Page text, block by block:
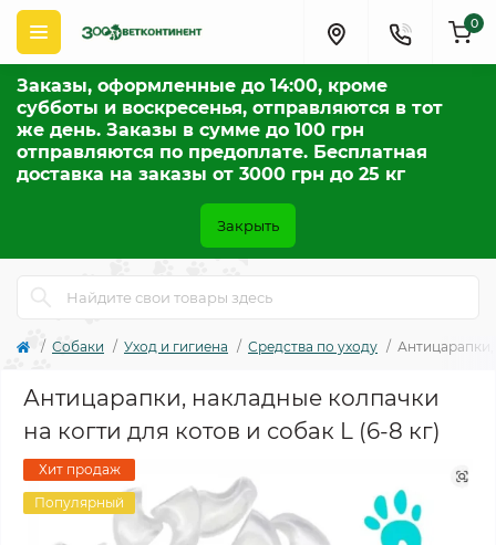
Заказы, оформленные до 14:00, кроме
субботы и воскресенья, отправляются в тот
же день. Заказы в сумме до 100 грн
отправляются по предоплате. Бесплатная
доставка на заказы от 3000 грн до 25 кг
Закрыть
0
Собаки Уход и гигиена Средства по уходу Антицарапки,
Антицарапки, накладные колпачки
на когти для котов и собак L (6-8 кг)
Хит продаж
Популярный